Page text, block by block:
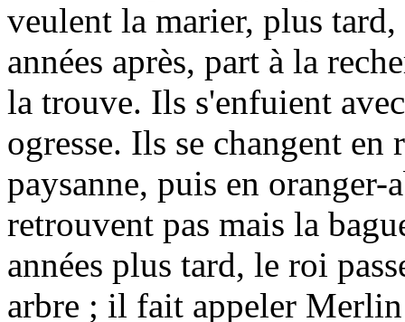
veulent la marier, plus
années après, part à la
la trouve. Ils s'enfuient
ogresse. Ils se changent
paysanne, puis en oranger-
retrouvent pas mais la
années plus tard, le roi
arbre ; il fait appeler